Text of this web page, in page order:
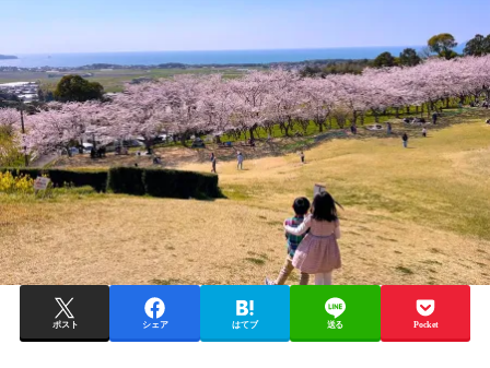
ポスト シェア はてブ 送る Pocket